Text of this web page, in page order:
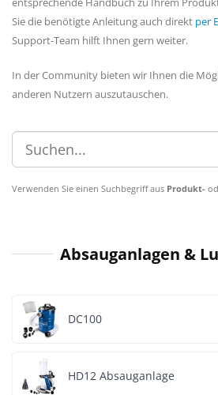
Sie die benötigte Anleitung auch direkt per
Support-Team hilft Ihnen gern weiter.
In der Community bieten wir Ihnen die
anderen Nutzern auszutauschen.
Verwenden Sie einen Suchbegriff aus Produkt-
Absauganlagen &
DC100
HD12 Absauganlage